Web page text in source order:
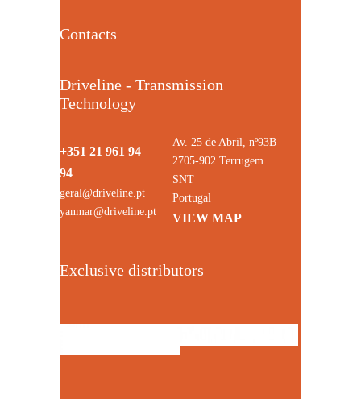
Contacts
Driveline - Transmission
Technology
+351 21 961 94
94
geral@driveline.pt
yanmar@driveline.pt
Av. 25 de Abril, nº93B
2705-902 Terrugem
SNT
Portugal
VIEW MAP
Exclusive distributors